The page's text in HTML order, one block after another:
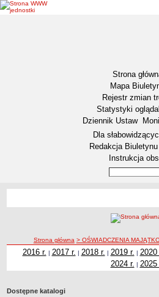
Strona
Mapa
Rejestr zmian
Statystyki
Dziennik Ustaw
Menu dodatkowe
Dla
Redakcja Biuletynu
Instrukcja
Status gminy
Lokalizacja
Insygnia gminy
Dane statystyczne
ścieżka nawigacji
Strona główna > OŚWIADCZENIA
2016 r. | 2017 r. | 2018 r. | 2019 r. | 2020
2024 r. | 2025
Dostępne katalogi